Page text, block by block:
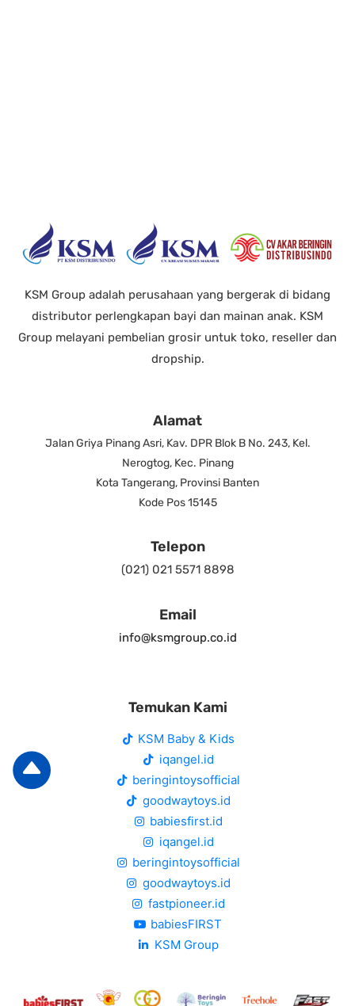
KSM Group adalah perusahaan yang bergerak di bidang
distributor perlengkapan bayi dan mainan anak. KSM
Group melayani pembelian grosir untuk toko, reseller dan
dropship.
Alamat
Jalan Griya Pinang Asri, Kav. DPR Blok B No. 243, Kel.
Nerogtog, Kec. Pinang
Kota Tangerang, Provinsi Banten
Kode Pos 15145
Telepon
(021) 021 5571 8898
Email
info@ksmgroup.co.id
Temukan Kami
KSM Baby & Kids
iqangel.id
beringintoysofficial
goodwaytoys.id
babiesfirst.id
iqangel.id
beringintoysofficial
goodwaytoys.id
fastpioneer.id
babiesFIRST
KSM Group